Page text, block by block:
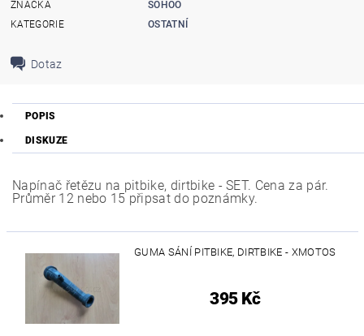
ZNAČKA
SOHOO
KATEGORIE
OSTATNÍ
Dotaz
POPIS
DISKUZE
Napínač řetězu na pitbike, dirtbike - SET. Cena za pár.
Průměr 12 nebo 15 připsat do poznámky.
GUMA SÁNÍ PITBIKE, DIRTBIKE - XMOTOS
395 Kč